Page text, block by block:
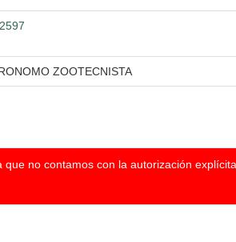
ZOOTECNISTA
no contamos con la autorización